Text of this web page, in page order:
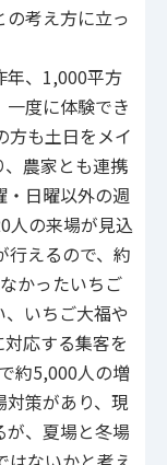
考え方に立っ
年、1,000平方
度に体験でき
方も土日をメイ
農家とも連携
・日曜以外の週
人の来場が見込
行えるので、約
かったいちご
いちご大福や
応する集客を
約5,000人の増
策があり、現
、夏場と冬場